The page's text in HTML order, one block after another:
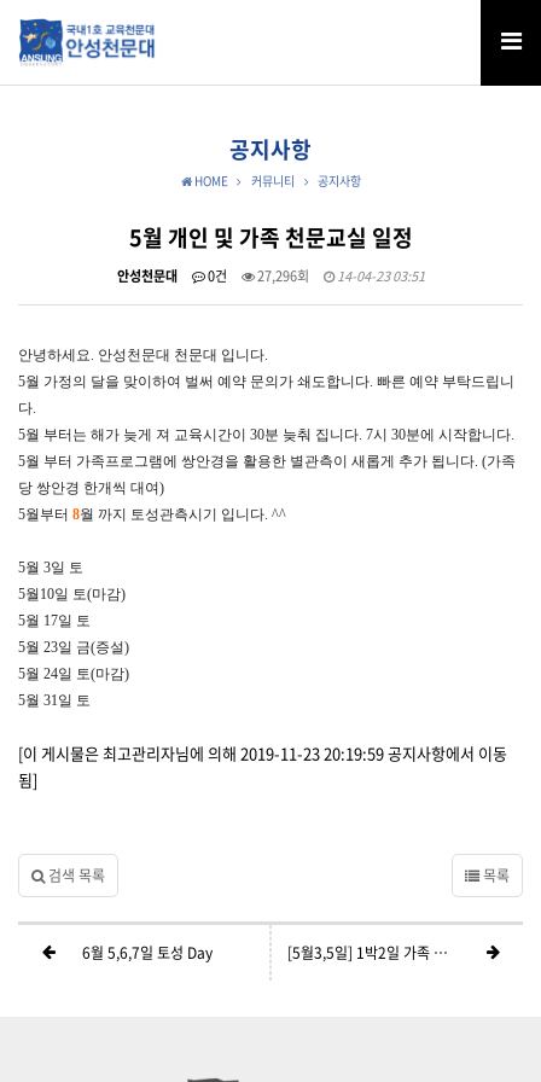
공지사항
HOME 커뮤니티 공지사항
5월 개인 및 가족 천문교실 일정
안성천문대 0건 27,296회 14-04-23 03:51
안녕하세요. 안성천문대 천문대 입니다.
5월 가정의 달을 맞이하여 벌써 예약 문의가 쇄도합니다. 빠른 예약 부탁드립니
다.
5월 부터는 해가 늦게 져 교육시간이 30분 늦춰 집니다. 7시 30분에 시작합니다.
5월 부터 가족프로그램에 쌍안경을 활용한 별관측이 새롭게 추가 됩니다. (가족
당 쌍안경 한개씩 대여)
5월부터 8월 까지 토성관측시기 입니다. ^^
5월 3일 토
5월10일 토(마감)
5월 17일 토
5월 23일 금(증설)
5월 24일 토(마감)
5월 31일 토
[이 게시물은 최고관리자님에 의해 2019-11-23 20:19:59 공지사항에서 이동
됨]
검색 목록 목록
6월 5,6,7일 토성 Day [5월3,5일] 1박2일 가족 프로그램